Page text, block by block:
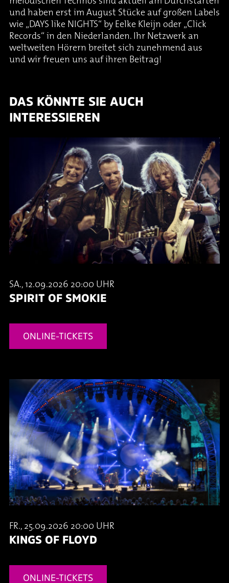
und haben erst im August Stücke auf großen Labels
wie „DAYS like NIGHTS“ by Eelke Kleijn oder „Click
Records“ in den Niederlanden. Ihr Netzwerk an
weltweiten Hörern breitet sich zunehmend aus
und wir freuen uns auf ihren Beitrag!
DAS KÖNNTE SIE AUCH
INTERESSIEREN
SA., 12.09.2026 20:00 UHR
SPIRIT OF SMOKIE
ONLINE-TICKETS
FR., 25.09.2026 20:00 UHR
KINGS OF FLOYD
ONLINE-TICKETS